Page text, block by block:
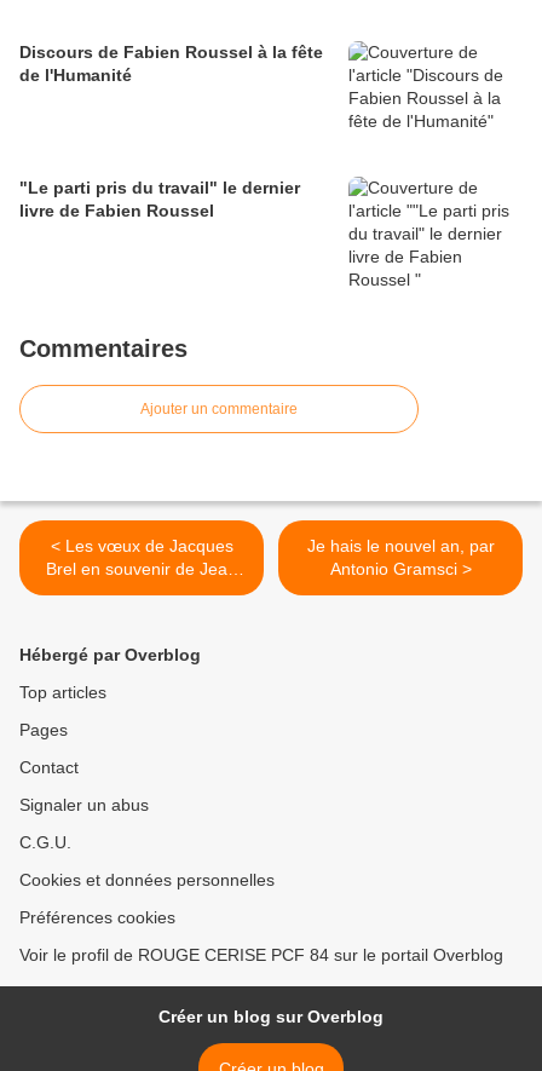
Discours de Fabien Roussel à la fête
de l'Humanité
"Le parti pris du travail" le dernier
livre de Fabien Roussel
Commentaires
Ajouter un commentaire
< Les vœux de Jacques
Brel en souvenir de Jean
Tourette
Je hais le nouvel an, par
Antonio Gramsci >
Hébergé par Overblog
Top articles
Pages
Contact
Signaler un abus
C.G.U.
Cookies et données personnelles
Préférences cookies
Voir le profil de ROUGE CERISE PCF 84 sur le portail Overblog
Créer un blog sur Overblog